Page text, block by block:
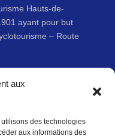
aux
des technologies
aux informations des
Hauts-de-
ayant pour but
– Route
de cyclotourisme